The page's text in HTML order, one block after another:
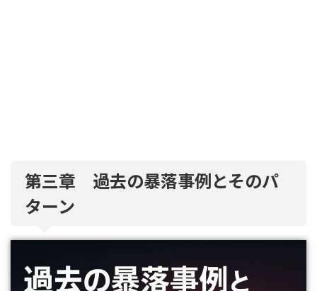
第三章 過去の暴落事例とそのパ
ターン